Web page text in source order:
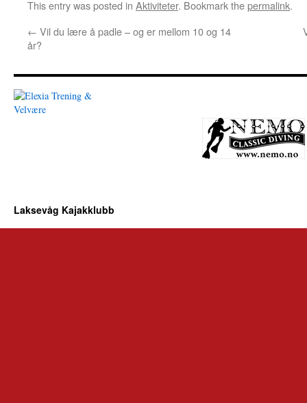
This entry was posted in Aktiviteter. Bookmark thepermalink.
← Vil du lære å padle – og er mellom 10 og 14
år?
Laksevåg Kajakklubb